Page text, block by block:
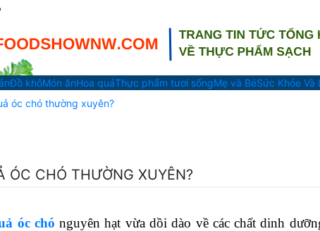
Đồ khôMón ănHoa quảThực phẩm tươi sốngMẹ và BéSức Khỏe Và
óc chó thường xuyên?
ÓC CHÓ THƯỜNG XUYÊN?
óc chó nguyên hạt vừa dồi dào về các chất dinh